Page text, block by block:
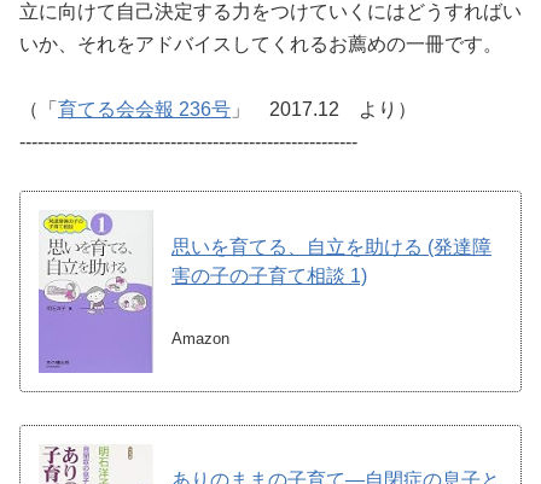
立に向けて自己決定する力をつけていくにはどうすればい
いか、それをアドバイスしてくれるお薦めの一冊です。
（「 育てる会会報 236号 」 2017.12 より）
--------------------------------------------------------
思いを育てる、自立を助ける (発達障
害の子の子育て相談 1)
Amazon
ありのままの子育て―自閉症の息子と